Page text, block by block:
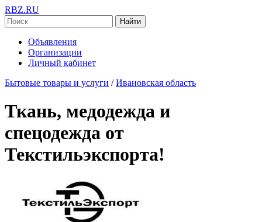
RBZ.RU
Найти
Объявления
Организации
Личный кабинет
Бытовые товары и услуги / Ивановская область
Ткань, медодежда и
спецодежда от
Текстильэкспорта!